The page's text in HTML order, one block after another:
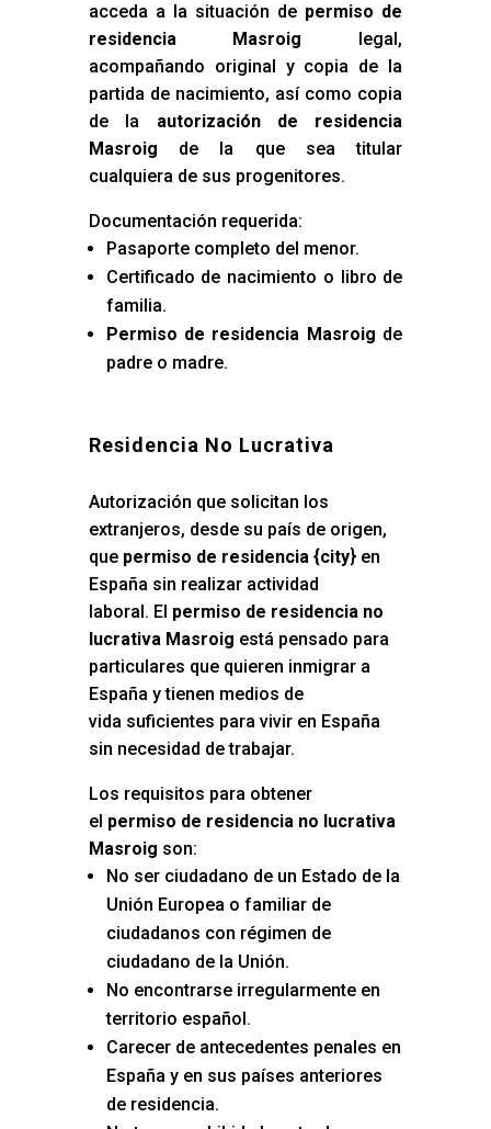
acceda a la situación de permiso de
residencia Masroig legal,
acompañando original y copia de la
partida de nacimiento, así como copia
de la autorización de residencia
Masroig de la que sea titular
cualquiera de sus progenitores.
Documentación requerida:
Pasaporte completo del menor.
Certificado de nacimiento o libro de
familia.
Permiso de residencia Masroig de
padre o madre.
Residencia No Lucrativa
Autorización que solicitan los
extranjeros, desde su país de origen,
que permiso de residencia {city} en
España sin realizar actividad
laboral. El permiso de residencia no
lucrativa Masroig está pensado para
particulares que quieren inmigrar a
España y tienen medios de
vida suficientes para vivir en España
sin necesidad de trabajar.
Los requisitos para obtener
el permiso de residencia no lucrativa
Masroig son:
No ser ciudadano de un Estado de la
Unión Europea o familiar de
ciudadanos con régimen de
ciudadano de la Unión.
No encontrarse irregularmente en
territorio español.
Carecer de antecedentes penales en
España y en sus países anteriores
de residencia.